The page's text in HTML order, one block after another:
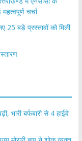
चर्चा
25 बड़े प्रस्तावों को मिली
भारी बर्फबारी से 4 हाईवे